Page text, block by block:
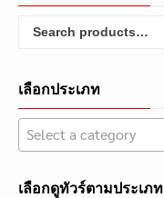
เลือกประเภท
Select a category
เลือกดูทัวร์ตามประเภท